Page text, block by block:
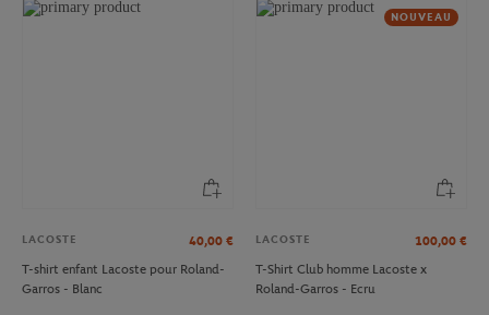
LACOSTE 40,00 €
T-shirt enfant Lacoste pour Roland-
Garros - Blanc
NOUVEAU
LACOSTE 100,00 €
T-Shirt Club homme Lacoste x
Roland-Garros - Ecru